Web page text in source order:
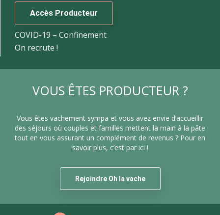
Accès Producteur
COVID-19 – Confinement
On recrute !
VOUS ÊTES PRODUCTEUR ?
Vous êtes vachement sympa et vous avez envie d’accueillir
des séjours où couples et familles mettent la main à la pâte
tout en vous assurant un complément de revenus ? Pour en
savoir plus, c’est par ici !
Rejoindre Oh la vache